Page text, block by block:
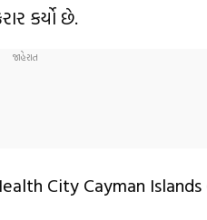
કર્યો છે.
City Cayman